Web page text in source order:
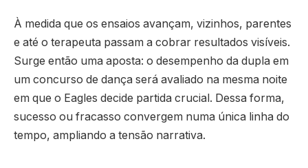
À medida que os ensaios avançam, vizinhos, parentes
e até o terapeuta passam a cobrar resultados visíveis.
Surge então uma aposta: o desempenho da dupla em
um concurso de dança será avaliado na mesma noite
em que o Eagles decide partida crucial. Dessa forma,
sucesso ou fracasso convergem numa única linha do
tempo, ampliando a tensão narrativa.